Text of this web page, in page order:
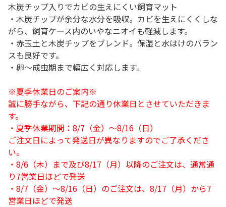
木炭チップ入りでカビの生えにくい飼育マット
・木炭チップが余分な水分を吸収。カビを生えにくくしな
がら、飼育ケース内のいやなニオイも軽減します。
・赤玉土と木炭チップをブレンド。保湿と水はけのバラン
スも良好です。
・卵～成虫期まで幅広く対応します。
※夏季休業日のご案内※
誠に勝手ながら、下記の通り休業日とさせていただきま
す。
・夏季休業期間：8/7（金）～8/16（日）
ご注文日によって発送日が異なりますのでご了承くださ
い。
・8/6（木）まで及び8/17（月）以降のご注文は、通常通
り7営業日ほどで発送
・8/7（金）～8/16（日）のご注文は、8/17（月）から7
営業日ほどで発送